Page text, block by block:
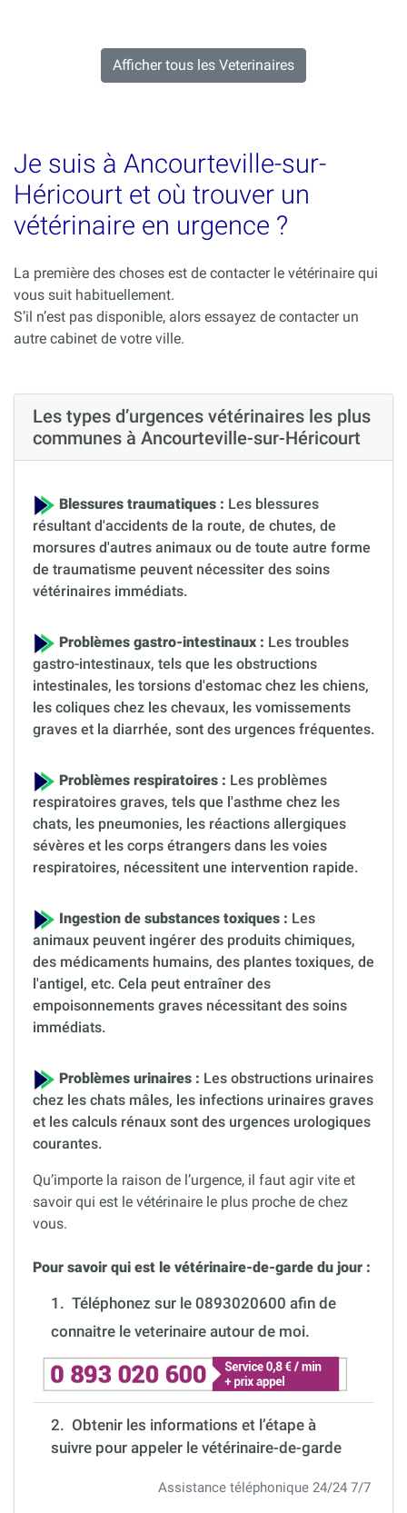
Afficher tous les Veterinaires
Je suis à Ancourteville-sur-
Héricourt et où trouver un
vétérinaire en urgence ?
La première des choses est de contacter le vétérinaire qui
vous suit habituellement.
S’il n’est pas disponible, alors essayez de contacter un
autre cabinet de votre ville.
Les types d’urgences vétérinaires les plus
communes à Ancourteville-sur-Héricourt
Blessures traumatiques : Les blessures
résultant d'accidents de la route, de chutes, de
morsures d'autres animaux ou de toute autre forme
de traumatisme peuvent nécessiter des soins
vétérinaires immédiats.
Problèmes gastro-intestinaux : Les troubles
gastro-intestinaux, tels que les obstructions
intestinales, les torsions d'estomac chez les chiens,
les coliques chez les chevaux, les vomissements
graves et la diarrhée, sont des urgences fréquentes.
Problèmes respiratoires : Les problèmes
respiratoires graves, tels que l'asthme chez les
chats, les pneumonies, les réactions allergiques
sévères et les corps étrangers dans les voies
respiratoires, nécessitent une intervention rapide.
Ingestion de substances toxiques : Les
animaux peuvent ingérer des produits chimiques,
des médicaments humains, des plantes toxiques, de
l'antigel, etc. Cela peut entraîner des
empoisonnements graves nécessitant des soins
immédiats.
Problèmes urinaires : Les obstructions urinaires
chez les chats mâles, les infections urinaires graves
et les calculs rénaux sont des urgences urologiques
courantes.
Qu’importe la raison de l’urgence, il faut agir vite et
savoir qui est le vétérinaire le plus proche de chez
vous.
Pour savoir qui est le vétérinaire-de-garde du jour :
1. Téléphonez sur le 0893020600 afin de
connaitre le veterinaire autour de moi.
2. Obtenir les informations et l’étape à
suivre pour appeler le vétérinaire-de-garde
Assistance téléphonique 24/24 7/7